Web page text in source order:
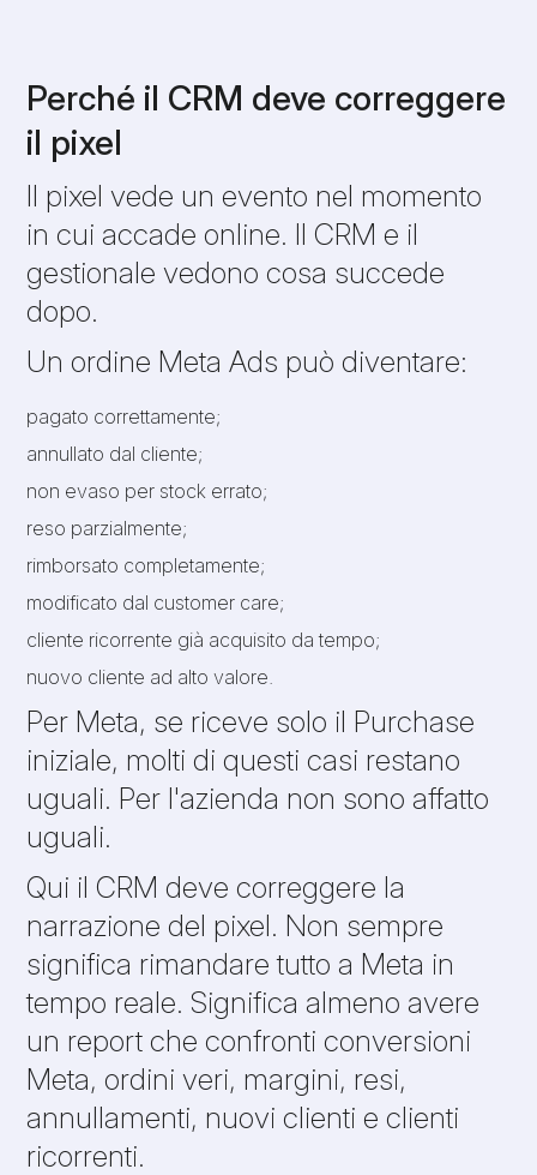
Perché il CRM deve correggere
il pixel
Il pixel vede un evento nel momento
in cui accade online. Il CRM e il
gestionale vedono cosa succede
dopo.
Un ordine Meta Ads può diventare:
pagato correttamente;
annullato dal cliente;
non evaso per stock errato;
reso parzialmente;
rimborsato completamente;
modificato dal customer care;
cliente ricorrente già acquisito da tempo;
nuovo cliente ad alto valore.
Per Meta, se riceve solo il Purchase
iniziale, molti di questi casi restano
uguali. Per l'azienda non sono affatto
uguali.
Qui il CRM deve correggere la
narrazione del pixel. Non sempre
significa rimandare tutto a Meta in
tempo reale. Significa almeno avere
un report che confronti conversioni
Meta, ordini veri, margini, resi,
annullamenti, nuovi clienti e clienti
ricorrenti.